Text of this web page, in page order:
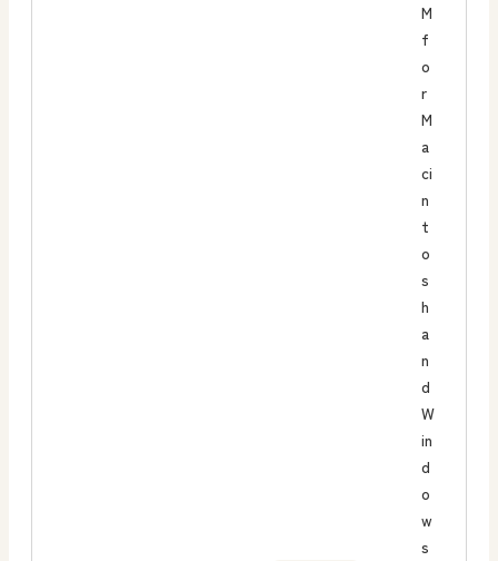
M
f
o
r
M
a
ci
n
t
o
s
h
a
n
d
W
in
d
o
w
s